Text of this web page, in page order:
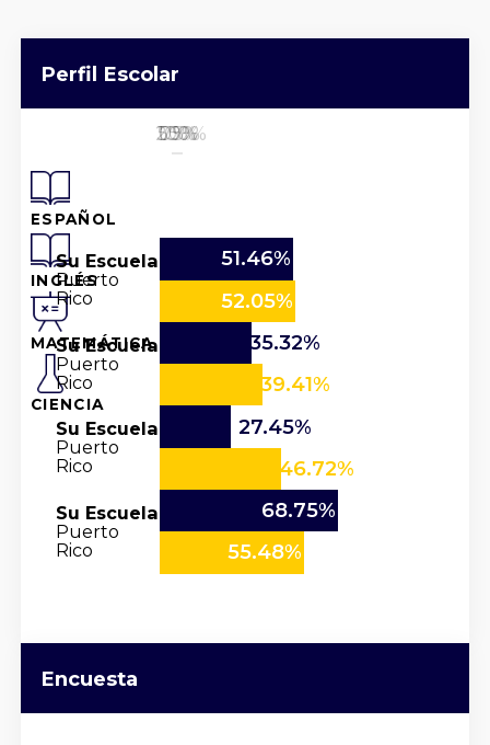
Perfil Escolar
ESPAÑOL
INGLÉS
MATEMÁTICA
CIENCIA
Su Escuela
Puerto
Rico
51.46%
52.05%
Su Escuela
Puerto
Rico
35.32%
39.41%
Su Escuela
Puerto
Rico
27.45%
46.72%
Su Escuela
Puerto
Rico
68.75%
55.48%
0%
25%
50%
75%
100%
Encuesta